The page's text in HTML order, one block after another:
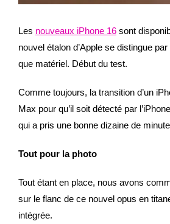
Les nouveaux iPhone 16 sont
nouvel étalon d’Apple se distingue
que matériel. Début du test.
Comme toujours, la transition d’un
Max pour qu’il soit détecté par
qui a pris une bonne dizaine de
Tout pour la photo
Tout étant en place, nous avons
sur le flanc de ce nouvel opus en
intégrée.